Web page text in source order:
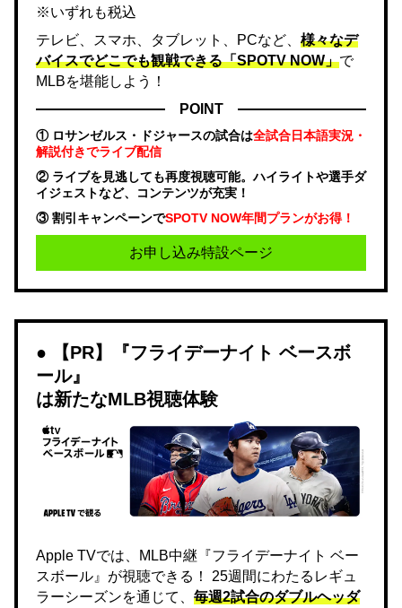
※いずれも税込
テレビ、スマホ、タブレット、PCなど、 様々なデ
バイスでどこでも観戦できる「SPOTV NOW」で
MLBを堪能しよう！
POINT
① ロサンゼルス・ドジャースの試合は全試合日本語実況・
解説付きでライブ配信
② ライブを見逃しても再度視聴可能。ハイライトや選手ダ
イジェストなど、コンテンツが充実！
③ 割引キャンペーンでSPOTV NOW年間プランがお得！
お申し込み特設ページ
【PR】『フライデーナイト ベースボ
ール』
は新たなMLB視聴体験
Apple TVでは、MLB中継『フライデーナイト ベー
スボール』が視聴できる！ 25週間にわたるレギュ
ラーシーズンを通じて、 毎週2試合のダブルヘッダ